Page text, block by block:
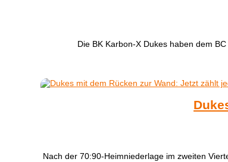
Die BK Karbon-X Dukes haben dem
Nach der 70:90-Heimniederlage im zweiten